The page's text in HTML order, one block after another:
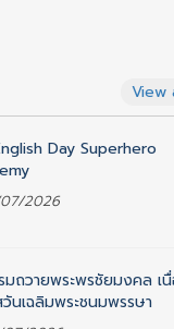
View
Day Superhero
2026
มถวายพระพรชัยมงคล เ
วันเฉลิมพระชนมพรรษา